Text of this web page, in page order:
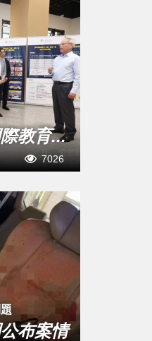
教育...
7026
布案情